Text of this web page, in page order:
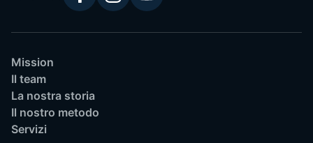
Mission
Il team
La nostra storia
Il nostro metodo
Servizi